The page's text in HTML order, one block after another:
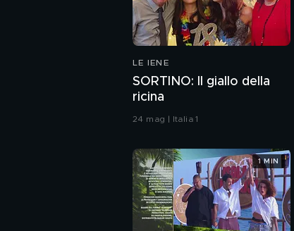
LE IENE
SORTINO: Il giallo della
ricina
24 mag | Italia 1
1 MIN